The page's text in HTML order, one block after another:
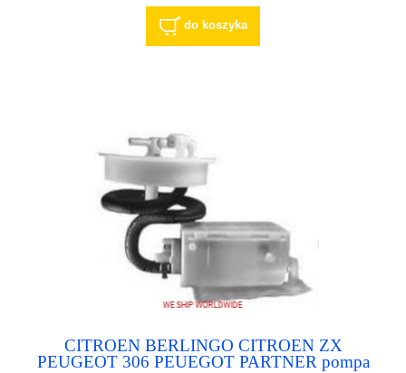
do koszyka
CITROEN BERLINGO CITROEN ZX
PEUGEOT 306 PEUEGOT PARTNER pompa